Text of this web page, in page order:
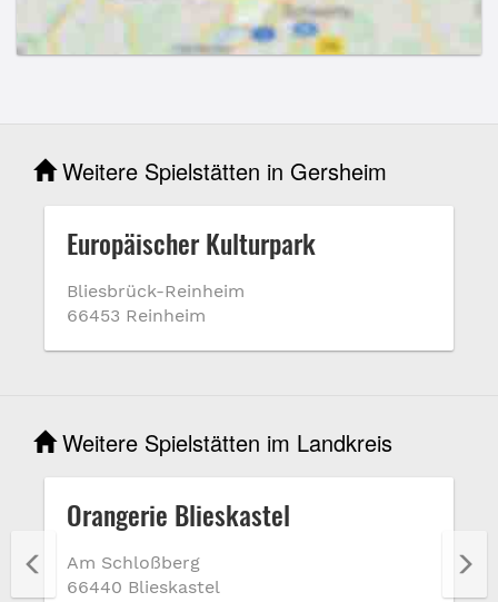
Weitere Spielstätten in Gersheim
Europäischer Kulturpark
Bliesbrück-Reinheim
66453 Reinheim
Weitere Spielstätten im Landkreis
Orangerie Blieskastel
Am Schloßberg
66440 Blieskastel